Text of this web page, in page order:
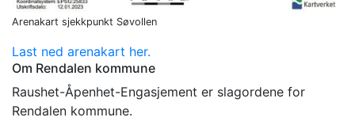
Arenakart sjekkpunkt Søvollen
Last ned arenakart her.
Om Rendalen kommune
Raushet-Åpenhet-Engasjement er slagordene for
Rendalen kommune.